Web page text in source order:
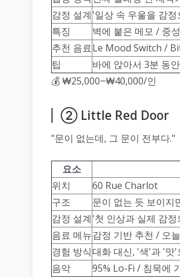
감정 설계'일상 속 우울을 감
특징
벽에 붙은 메모 / 중
추천 음료Le Mood Switch /
팁
바에 앉아서 3분 동
💰 ₩25,000~₩40,000/인
② Little Red Door
"문이 없는데, 그 문이 전부다."
요소
위치
60 Rue Charlot
구조
문이 없는 듯 보이지
감정 설계'첫 인상과 실제 감
음료 메뉴감정 기반 추천 / 오
경험 방식대화 대신, '색'과 '맛
음악
95% Lo-Fi / 침묵에